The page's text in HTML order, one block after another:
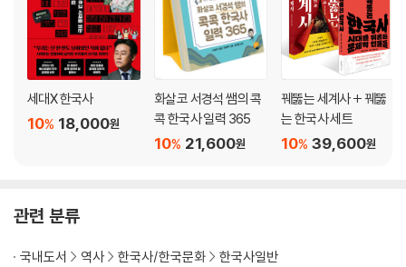
세대X 한국사
18,000원
10%
화살코 서경석 쌤의 콕
콕 한국사 일력 365
21,600원
10%
꿰뚫는 세계사 + 꿰뚫
는 한국사 세트
39,600원
10%
관련 분류
국내도서 역사 한국사/한국문화 한국사일반